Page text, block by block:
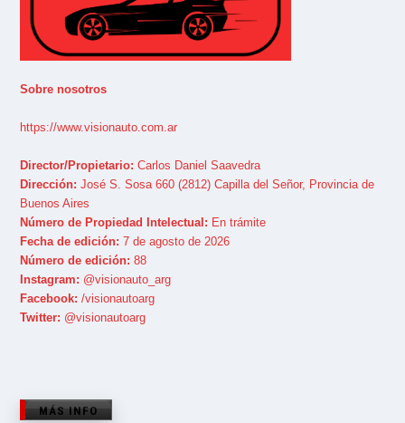
Sobre nosotros
https://www.visionauto.com.ar
Director/Propietario: Carlos Daniel Saavedra
Dirección: José S. Sosa 660 (2812) Capilla del Señor, Provincia de
Buenos Aires
Número de Propiedad Intelectual: En trámite
Fecha de edición: 7 de agosto de 2026
Número de edición: 88
Instagram: @visionauto_arg
Facebook: /visionautoarg
Twitter: @visionautoarg
MÁS INFO